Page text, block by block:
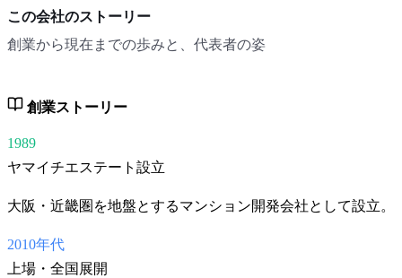
この会社のストーリー
創業から現在までの歩みと、代表者の姿
創業ストーリー
1989
ヤマイチエステート設立
大阪・近畿圏を地盤とするマンション開発会社として設立。
2010年代
上場・全国展開